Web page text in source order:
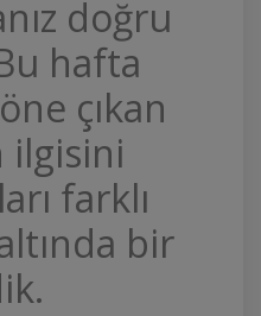
doğru
hafta
çıkan
ilgisini
farklı
bir